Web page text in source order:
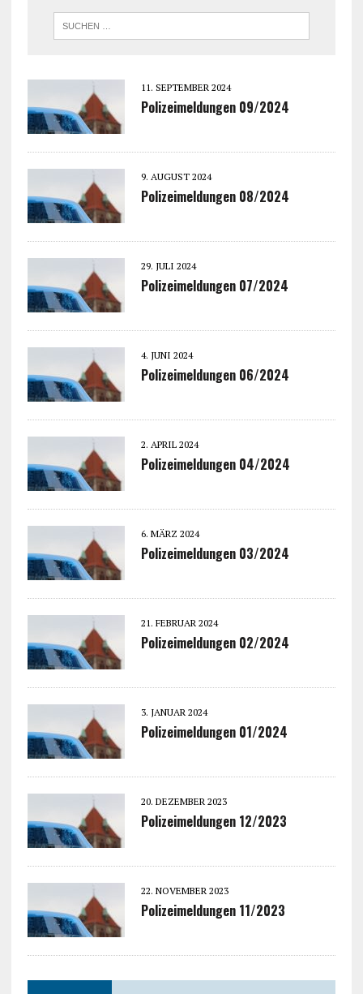
11. SEPTEMBER 2024
Polizeimeldungen 09/2024
9. AUGUST 2024
Polizeimeldungen 08/2024
29. JULI 2024
Polizeimeldungen 07/2024
4. JUNI 2024
Polizeimeldungen 06/2024
2. APRIL 2024
Polizeimeldungen 04/2024
6. MÄRZ 2024
Polizeimeldungen 03/2024
21. FEBRUAR 2024
Polizeimeldungen 02/2024
3. JANUAR 2024
Polizeimeldungen 01/2024
20. DEZEMBER 2023
Polizeimeldungen 12/2023
22. NOVEMBER 2023
Polizeimeldungen 11/2023